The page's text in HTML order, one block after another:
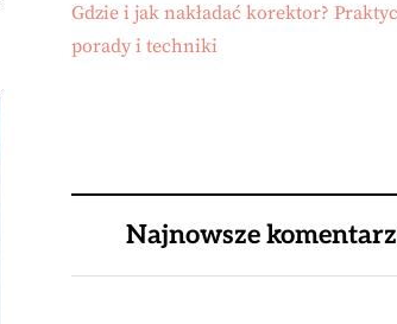
Gdzie i jak nakładać korektor?
porady i techniki
Najnowsze